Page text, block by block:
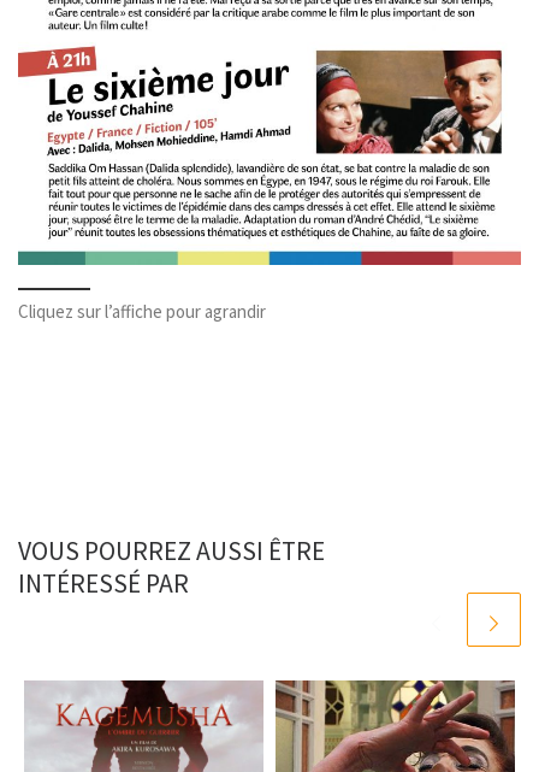
Cliquez sur l’affiche pour agrandir
VOUS POURREZ AUSSI ÊTRE
INTÉRESSÉ PAR